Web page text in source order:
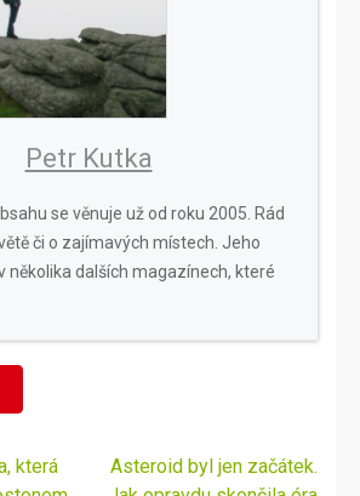
Petr Kutka
se věnuje už od roku 2005. Rád
či o zajímavých místech. Jeho
několika dalších magazínech, které
která
Asteroid byl jen začátek.